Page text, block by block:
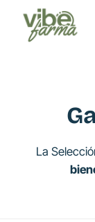
contenido
La